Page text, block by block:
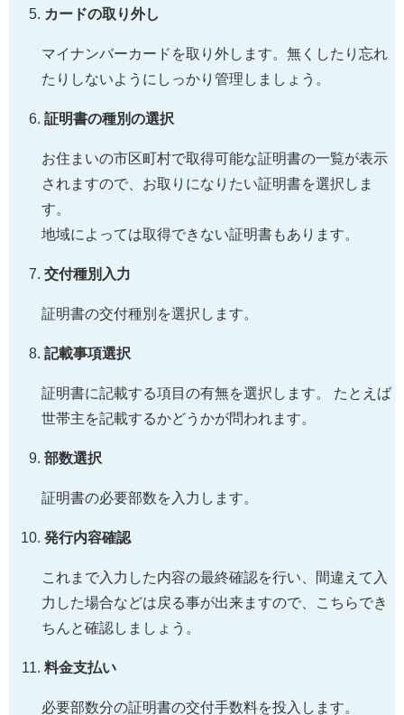
カードの取り外し
マイナンバーカードを取り外します。無くしたり忘れ
たりしないようにしっかり管理しましょう。
証明書の種別の選択
お住まいの市区町村で取得可能な証明書の一覧が表示
されますので、お取りになりたい証明書を選択しま
す。
地域によっては取得できない証明書もあります。
交付種別入力
証明書の交付種別を選択します。
記載事項選択
証明書に記載する項目の有無を選択します。 たとえば
世帯主を記載するかどうかが問われます。
部数選択
証明書の必要部数を入力します。
発行内容確認
これまで入力した内容の最終確認を行い、間違えて入
力した場合などは戻る事が出来ますので、こちらでき
ちんと確認しましょう。
料金支払い
必要部数分の証明書の交付手数料を投入します。